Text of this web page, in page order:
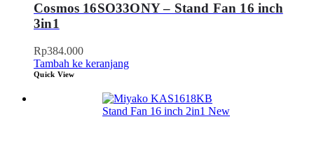
Cosmos 16SO33ONY – Stand Fan 16 inch
3in1
Rp384.000
Tambah ke keranjang
Quick View